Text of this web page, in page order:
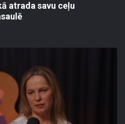
atrada savu ceļu